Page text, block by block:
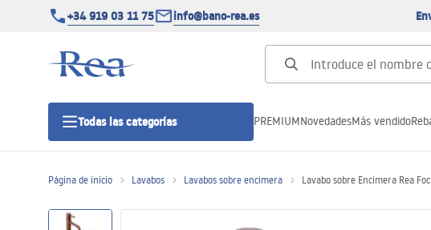
+34 919 03 11 75 info@bano-rea.es
Todas las categorías PREMIUMNovedadesMás vendido
Página de inicio Lavabos Lavabos sobre encimera Lavabo sobre Encimera Rea